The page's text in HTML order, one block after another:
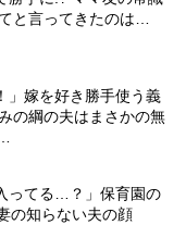
と言ってきたのは…
」嫁を好き勝手使う義
の綱の夫はまさかの無
ってる…？」保育園の
の知らない夫の顔